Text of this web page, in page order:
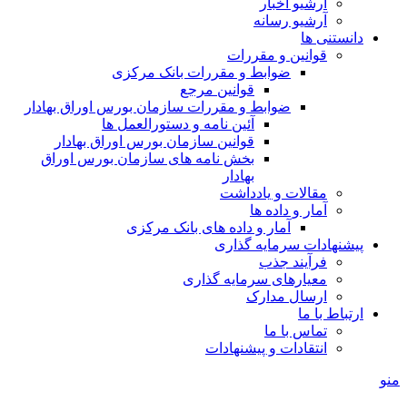
آرشیو اخبار
آرشیو رسانه
دانستنی ها
قوانین و مقررات
ضوابط و مقررات بانک مرکزی
قوانين مرجع
ضوابط و مقررات سازمان بورس اوراق بهادار
آئین نامه و دستورالعمل ها
قوانین سازمان بورس اوراق بهادار
بخش نامه های سازمان بورس اوراق
بهادار
مقالات و یادداشت
آمار و داده ها
آمار و داده های بانک مرکزی
پیشنهادات سرمایه گذاری
فرآیند جذب
معیارهای سرمایه گذاری
ارسال مدارک
ارتباط با ما
تماس با ما
انتقادات و پیشنهادات
منو